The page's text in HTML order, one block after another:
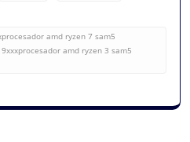
amd ryzen 7 sam5
amd ryzen 3 sam5